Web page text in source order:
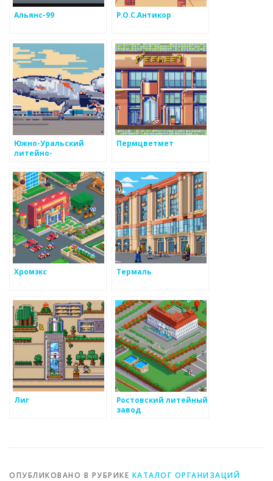
Альянс-99 Р.О.С.Антикор
Южно-Уральский
литейно-
Пермцветмет
Хромэкс Термаль
Лиг
Ростовский литейный
завод
ОПУБЛИКОВАНО В РУБРИКЕ КАТАЛОГ ОРГАНИЗАЦИЙ